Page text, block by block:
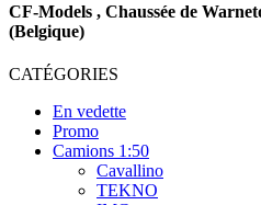
CF-Models , Chaussée de
(Belgique)
CATÉGORIES
En vedette
Promo
Camions 1:50
Cavallino
TEKNO